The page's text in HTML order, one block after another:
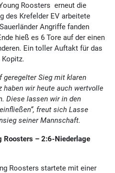
Roosters erneut die
des Krefelder EV arbeitete
Angriffe fanden
hieß es 6 Tore auf der einen
Ein toller Auftakt für das
Kopitz.
geregelter Sieg mit klaren
wir heute auch wertvolle
Diese lassen wir in den
freut sich Lasse
seiner Mannschaft.
Roosters – 2:6-Niederlage
Roosters startete mit einer